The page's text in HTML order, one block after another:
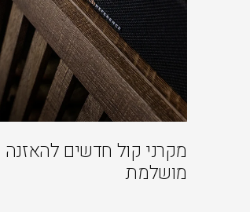
מקרני קול חדשים להאזנה
מושלמת